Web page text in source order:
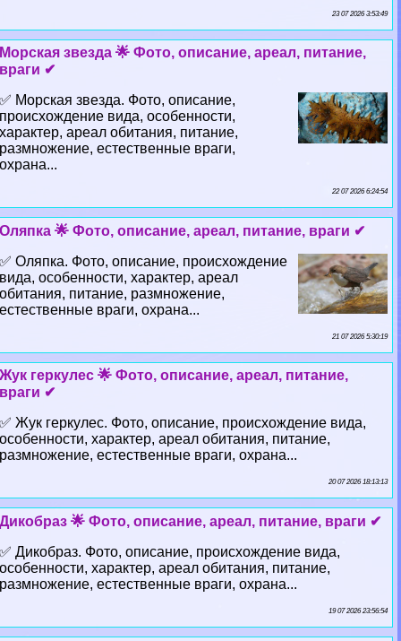
23 07 2026 3:53:49
Морская звезда 🌟 Фото, описание, ареал, питание,
враги ✔
✅ Морская звезда. Фото, описание,
происхождение вида, особенности,
хаpaктер, ареал обитания, питание,
размножение, естественные враги,
охрана...
22 07 2026 6:24:54
Оляпка 🌟 Фото, описание, ареал, питание, враги ✔
✅ Оляпка. Фото, описание, происхождение
вида, особенности, хаpaктер, ареал
обитания, питание, размножение,
естественные враги, охрана...
21 07 2026 5:30:19
Жук геркулес 🌟 Фото, описание, ареал, питание,
враги ✔
✅ Жук геркулес. Фото, описание, происхождение вида,
особенности, хаpaктер, ареал обитания, питание,
размножение, естественные враги, охрана...
20 07 2026 18:13:13
Дикобраз 🌟 Фото, описание, ареал, питание, враги ✔
✅ Дикобраз. Фото, описание, происхождение вида,
особенности, хаpaктер, ареал обитания, питание,
размножение, естественные враги, охрана...
19 07 2026 23:56:54